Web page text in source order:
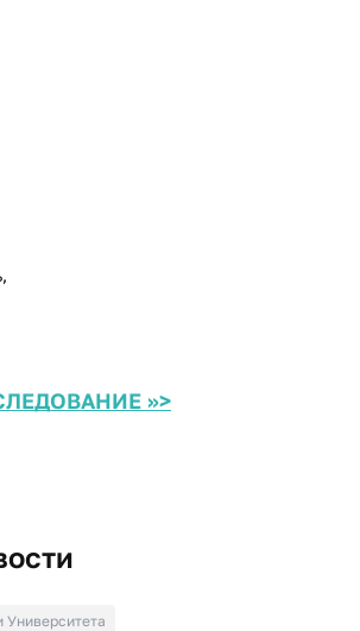
>>>
Университета